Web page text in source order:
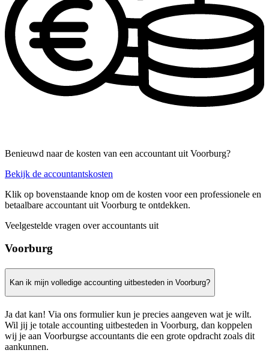
Benieuwd naar de kosten van een accountant uit Voorburg?
Bekijk de accountantskosten
Klik op bovenstaande knop om de kosten voor een professionele en
betaalbare accountant uit Voorburg te ontdekken.
Veelgestelde vragen over accountants uit
Voorburg
Kan ik mijn volledige accounting uitbesteden in Voorburg?
Ja dat kan! Via ons formulier kun je precies aangeven wat je wilt.
Wil jij je totale accounting uitbesteden in Voorburg, dan koppelen
wij je aan Voorburgse accountants die een grote opdracht zoals dit
aankunnen.